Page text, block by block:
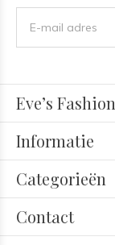
Eve’s Fashion
Informatie
Categorieën
Contact